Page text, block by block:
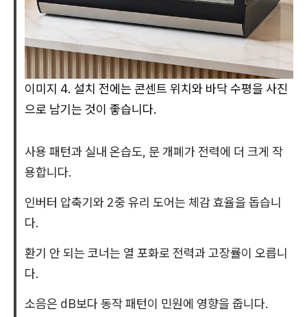
이미지 4. 설치 전에는 콘센트 위치와 바닥 수평을 사진
으로 남기는 것이 좋습니다.
사용 패턴과 실내 온습도, 문 개폐가 전력에 더 크게 작
용합니다.
인버터 압축기와 2중 유리 도어는 체감 효율을 돕습니
다.
환기 안 되는 코너는 열 포화로 전력과 고장률이 오릅니
다.
소음은 dB보다 동작 패턴이 민원에 영향을 줍니다.